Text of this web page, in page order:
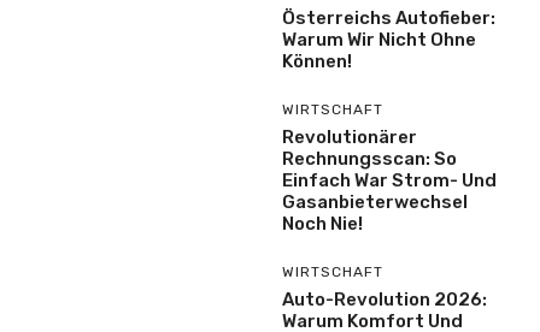
Österreichs Autofieber:
Warum Wir Nicht Ohne
Können!
WIRTSCHAFT
Revolutionärer
Rechnungsscan: So
Einfach War Strom- Und
Gasanbieterwechsel
Noch Nie!
WIRTSCHAFT
Auto-Revolution 2026:
Warum Komfort Und